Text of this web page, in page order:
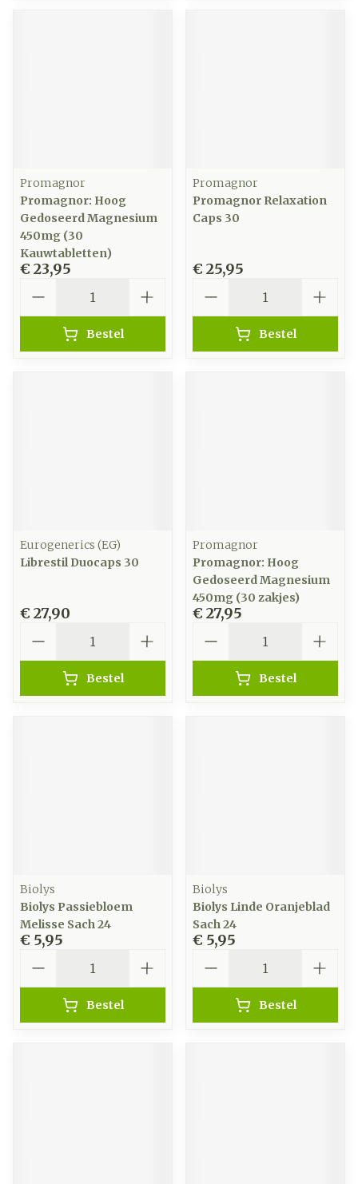
Promagnor
Promagnor: Hoog
Gedoseerd Magnesium
450mg (30
Kauwtabletten)
€ 23,95
Bestel
Promagnor
Promagnor Relaxation
Caps 30
€ 25,95
Bestel
Eurogenerics (EG)
Librestil Duocaps 30
€ 27,90
Bestel
Promagnor
Promagnor: Hoog
Gedoseerd Magnesium
450mg (30 zakjes)
€ 27,95
Bestel
Biolys
Biolys Passiebloem
Melisse Sach 24
€ 5,95
Bestel
Biolys
Biolys Linde Oranjeblad
Sach 24
€ 5,95
Bestel